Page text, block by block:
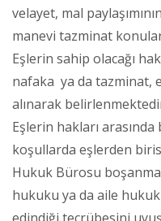
velayet, mal
manevi tazminat
Eşlerin sahip olacağı
nafaka ya da tazminat,
alınarak
Eşlerin hakları
koşullarda eşlerden
Hukuk Bürosu
hukuku ya da aile